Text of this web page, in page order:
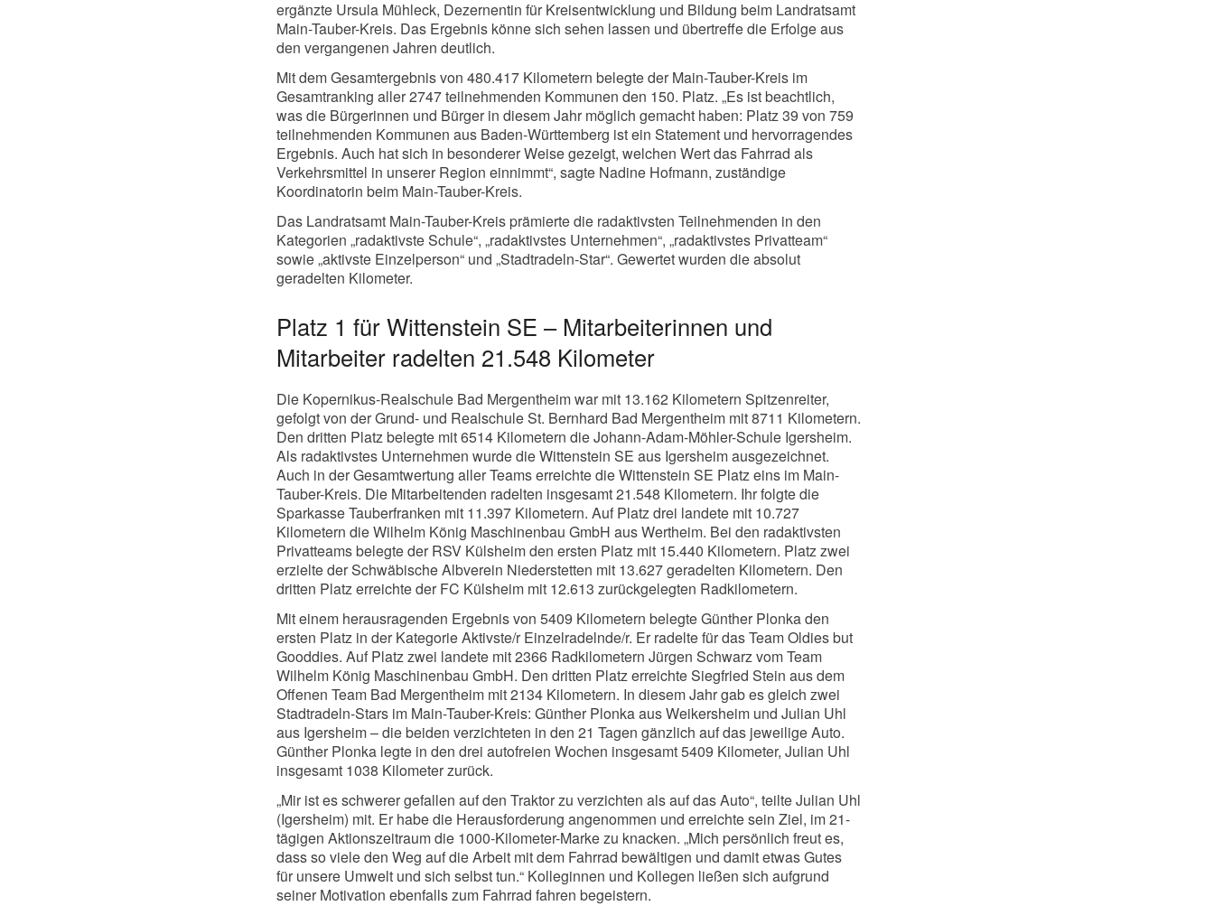
ergänzte Ursula Mühleck, Dezernentin für Kreisentwicklung und Bildung beim Landratsamt
Main-Tauber-Kreis. Das Ergebnis könne sich sehen lassen und übertreffe die Erfolge aus
den vergangenen Jahren deutlich.
Mit dem Gesamtergebnis von 480.417 Kilometern belegte der Main-Tauber-Kreis im
Gesamtranking aller 2747 teilnehmenden Kommunen den 150. Platz. „Es ist beachtlich,
was die Bürgerinnen und Bürger in diesem Jahr möglich gemacht haben: Platz 39 von 759
teilnehmenden Kommunen aus Baden-Württemberg ist ein Statement und hervorragendes
Ergebnis. Auch hat sich in besonderer Weise gezeigt, welchen Wert das Fahrrad als
Verkehrsmittel in unserer Region einnimmt“, sagte Nadine Hofmann, zuständige
Koordinatorin beim Main-Tauber-Kreis.
Das Landratsamt Main-Tauber-Kreis prämierte die radaktivsten Teilnehmenden in den
Kategorien „radaktivste Schule“, „radaktivstes Unternehmen“, „radaktivstes Privatteam“
sowie „aktivste Einzelperson“ und „Stadtradeln-Star“. Gewertet wurden die absolut
geradelten Kilometer.
Platz 1 für Wittenstein SE – Mitarbeiterinnen und
Mitarbeiter radelten 21.548 Kilometer
Die Kopernikus-Realschule Bad Mergentheim war mit 13.162 Kilometern Spitzenreiter,
gefolgt von der Grund- und Realschule St. Bernhard Bad Mergentheim mit 8711 Kilometern.
Den dritten Platz belegte mit 6514 Kilometern die Johann-Adam-Möhler-Schule Igersheim.
Als radaktivstes Unternehmen wurde die Wittenstein SE aus Igersheim ausgezeichnet.
Auch in der Gesamtwertung aller Teams erreichte die Wittenstein SE Platz eins im Main-
Tauber-Kreis. Die Mitarbeitenden radelten insgesamt 21.548 Kilometern. Ihr folgte die
Sparkasse Tauberfranken mit 11.397 Kilometern. Auf Platz drei landete mit 10.727
Kilometern die Wilhelm König Maschinenbau GmbH aus Wertheim. Bei den radaktivsten
Privatteams belegte der RSV Külsheim den ersten Platz mit 15.440 Kilometern. Platz zwei
erzielte der Schwäbische Albverein Niederstetten mit 13.627 geradelten Kilometern. Den
dritten Platz erreichte der FC Külsheim mit 12.613 zurückgelegten Radkilometern.
Mit einem herausragenden Ergebnis von 5409 Kilometern belegte Günther Plonka den
ersten Platz in der Kategorie Aktivste/r Einzelradelnde/r. Er radelte für das Team Oldies but
Gooddies. Auf Platz zwei landete mit 2366 Radkilometern Jürgen Schwarz vom Team
Wilhelm König Maschinenbau GmbH. Den dritten Platz erreichte Siegfried Stein aus dem
Offenen Team Bad Mergentheim mit 2134 Kilometern. In diesem Jahr gab es gleich zwei
Stadtradeln-Stars im Main-Tauber-Kreis: Günther Plonka aus Weikersheim und Julian Uhl
aus Igersheim – die beiden verzichteten in den 21 Tagen gänzlich auf das jeweilige Auto.
Günther Plonka legte in den drei autofreien Wochen insgesamt 5409 Kilometer, Julian Uhl
insgesamt 1038 Kilometer zurück.
„Mir ist es schwerer gefallen auf den Traktor zu verzichten als auf das Auto“, teilte Julian Uhl
(Igersheim) mit. Er habe die Herausforderung angenommen und erreichte sein Ziel, im 21-
tägigen Aktionszeitraum die 1000-Kilometer-Marke zu knacken. „Mich persönlich freut es,
dass so viele den Weg auf die Arbeit mit dem Fahrrad bewältigen und damit etwas Gutes
für unsere Umwelt und sich selbst tun.“ Kolleginnen und Kollegen ließen sich aufgrund
seiner Motivation ebenfalls zum Fahrrad fahren begeistern.